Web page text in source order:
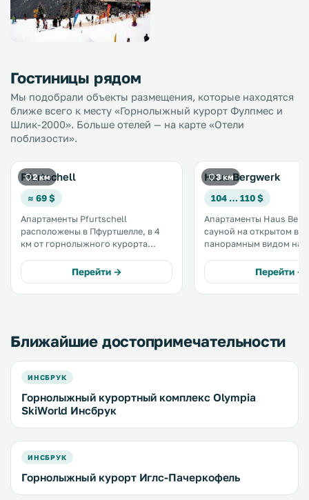
Гостиницы рядом
Мы подобрали объекты размещения, которые находятся
ближе всего к месту «Горнолыжный курорт Фулпмес и
Шлик-2000». Больше отелей — на карте «Отели
поблизости».
2 км
Pfurtschell
≈ 69 $
Апартаменты Pfurtschell
расположены в Пфуртшелле, в 4
км от горнолыжного курорта
города Нойштифт (Штубайталь) и
горнолыжного курорта Шлик
2000. К услугам гостей сад с
Перейти →
3 км
Haus Bergwerk
104 … 110 $
Апартаменты Haus
сауной на открытом
панорамным видом на
долине Штубай, в 3
на бесплатном частном
до горнолыжных
Перейти →
Ближайшие достопримечательности
ИНСБРУК
Горнолыжный курортный комплекс Olympia
SkiWorld Инсбрук
ИНСБРУК
Горнолыжный курорт Иглс-Пачеркофель